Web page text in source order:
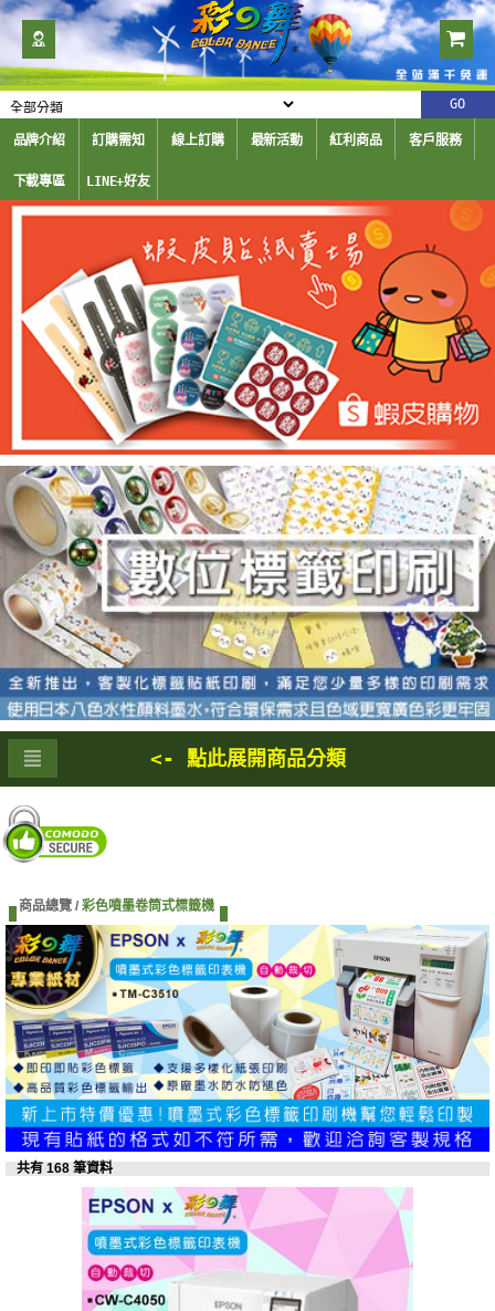
品牌介紹 訂購需知 線上訂購 最新活動 紅利商品 客戶服務
下載專區 LINE+好友
<- 點此展開商品分類
商品總覽 / 彩色噴墨卷筒式標籤機
共有 168 筆資料